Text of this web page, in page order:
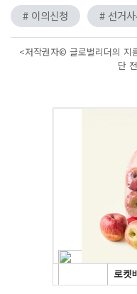
# 이의신청
# 선거
<저작권자© 글로벌리더의 지
단